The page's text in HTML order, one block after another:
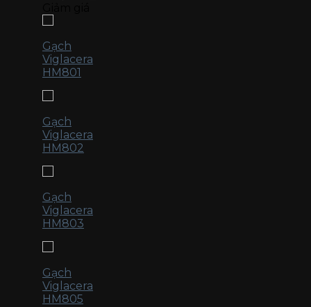
Gạch
Viglacera
HM801
Gạch
Viglacera
HM802
Gạch
Viglacera
HM803
Gạch
Viglacera
HM805